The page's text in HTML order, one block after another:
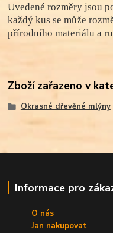
Uvedené rozměry jsou
každý kus se může
přírodního materiálu a
Zboží zařazeno v
Okrasné dřevěné mlýny
Informace pro
O nás
Jan nakupovat